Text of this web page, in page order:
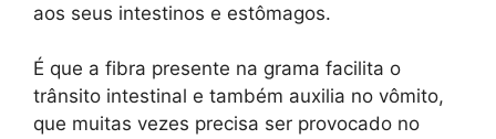
aos seus intestinos e estômagos.
É que a fibra presente na grama facilita o
trânsito intestinal e também auxilia no vômito,
que muitas vezes precisa ser provocado no